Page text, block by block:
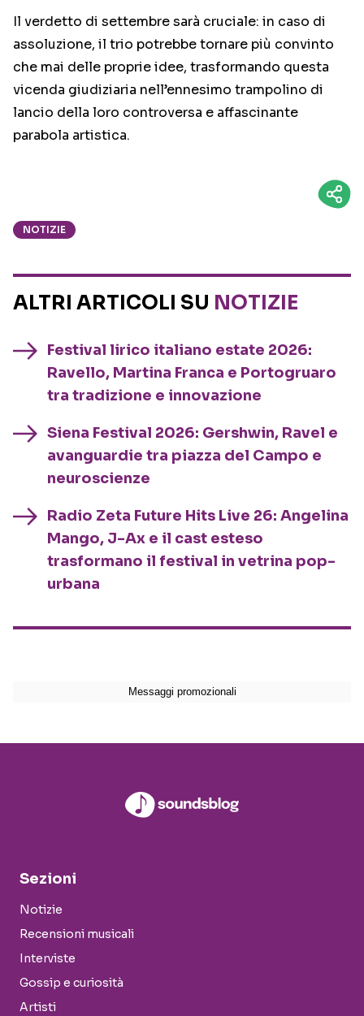
Il verdetto di settembre sarà cruciale: in caso di
assoluzione, il trio potrebbe tornare più convinto
che mai delle proprie idee, trasformando questa
vicenda giudiziaria nell’ennesimo trampolino di
lancio della loro controversa e affascinante
parabola artistica.
NOTIZIE
ALTRI ARTICOLI SU NOTIZIE
Festival lirico italiano estate 2026:
Ravello, Martina Franca e Portogruaro
tra tradizione e innovazione
Siena Festival 2026: Gershwin, Ravel e
avanguardie tra piazza del Campo e
neuroscienze
Radio Zeta Future Hits Live 26: Angelina
Mango, J-Ax e il cast esteso
trasformano il festival in vetrina pop-
urbana
Sezioni
Notizie
Recensioni musicali
Interviste
Gossip e curiosità
Artisti